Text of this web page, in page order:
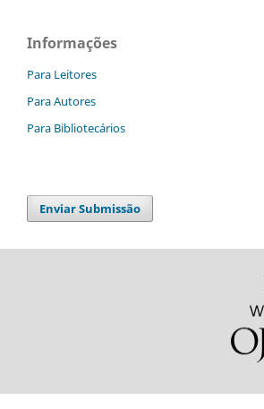
Informações
Para Leitores
Para Autores
Para Bibliotecários
Enviar Submissão